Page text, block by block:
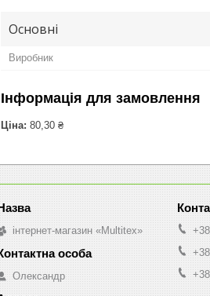
Основні
Виробник
Інформація для замовлення
Ціна: 80,30 ₴
інтернет-магазин «Multitex»
Олександр